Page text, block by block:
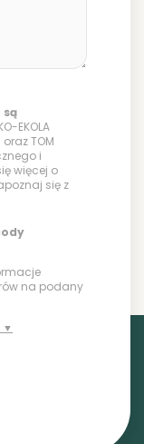
EKOLA
TOM
i
więcej o
się z
na podany
▼